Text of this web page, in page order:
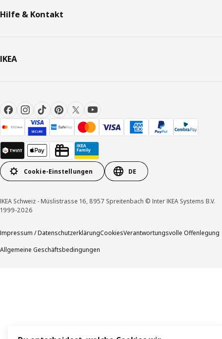
Hilfe & Kontakt
IKEA
Cookie-Einstellungen DE
IKEA Schweiz - Müslistrasse 16, 8957 Spreitenbach © Inter IKEA Systems B.V.
1999-2026
Impressum / DatenschutzerklärungCookiesVerantwortungsvolle Offenlegung
Allgemeine Geschäftsbedingungen